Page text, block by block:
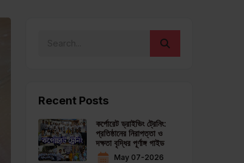
Recent Posts
কর্পোরেট ড্রাইভিং ট্রেনিং:
প্রতিষ্ঠানের নিরাপত্তা ও
দক্ষতা বৃদ্ধির পূর্ণাঙ্গ গাইড
May 07-2026